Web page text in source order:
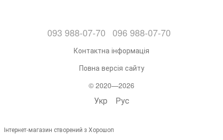
093 988-07-70 096 988-07-70
Контактна інформація
Повна версія сайту
© 2020—2026
Укр Рус
Інтернет-магазин створений з Хорошоп